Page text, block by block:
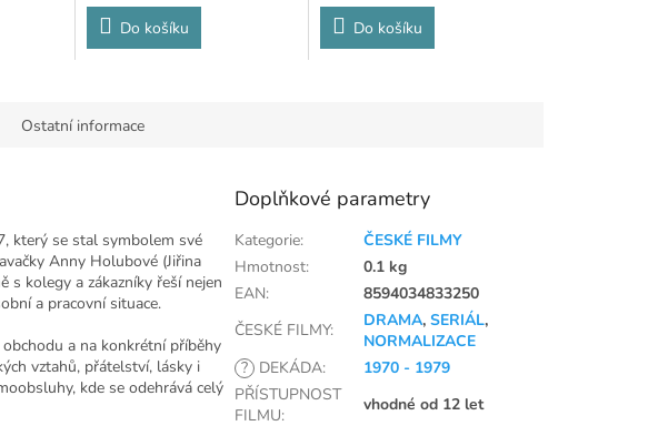
Do košíku Do košíku
Ostatní informace
který se stal symbolem své
Anny Holubové (Jiřina
s kolegy a zákazníky řeší nejen
a pracovní situace.
a na konkrétní příběhy
vztahů, přátelství, lásky i
kde se odehrává celý
Doplňkové parametry
Kategorie:
ČESKÉ FILMY
Hmotnost:
0.1 kg
EAN:
8594034833250
ČESKÉ FILMY: DRAMA,SERIÁL,
NORMALIZACE
? DEKÁDA:
1970 - 1979
PŘÍSTUPNOST
FILMU:
vhodné od 12 let